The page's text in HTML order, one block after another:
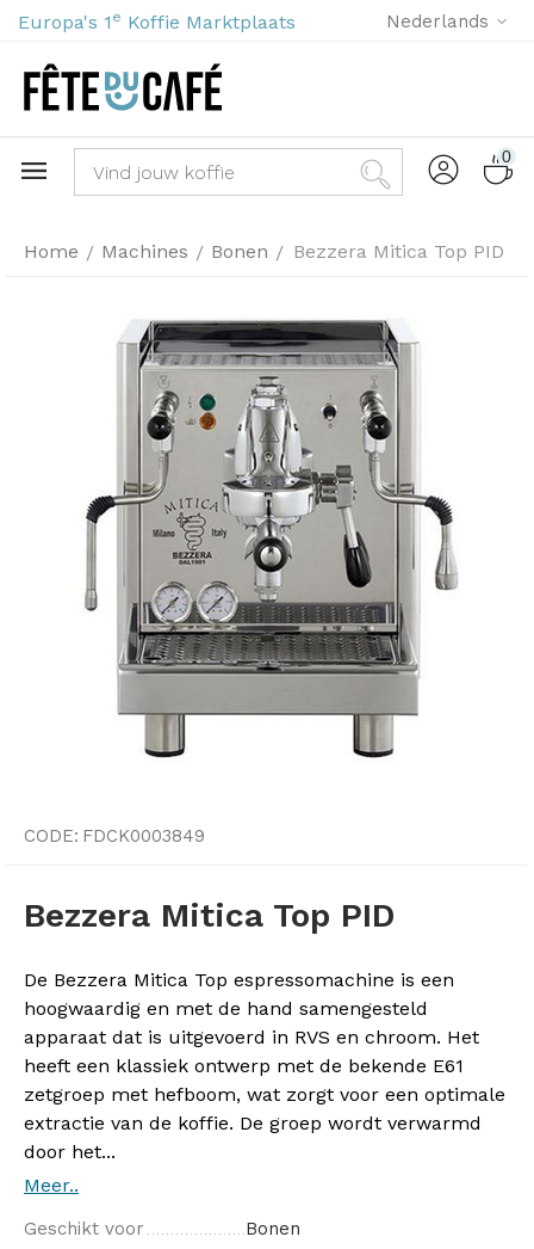
Europa's 1 e Koffie Marktplaats Nederlands
0
Home / Machines / Bonen / Bezzera Mitica Top PID
CODE: FDCK0003849
Bezzera Mitica Top PID
De Bezzera Mitica Top espressomachine is een
hoogwaardig en met de hand samengesteld
apparaat dat is uitgevoerd in RVS en chroom. Het
heeft een klassiek ontwerp met de bekende E61
zetgroep met hefboom, wat zorgt voor een optimale
extractie van de koffie. De groep wordt verwarmd
door het...
Meer..
Geschikt voor
Bonen